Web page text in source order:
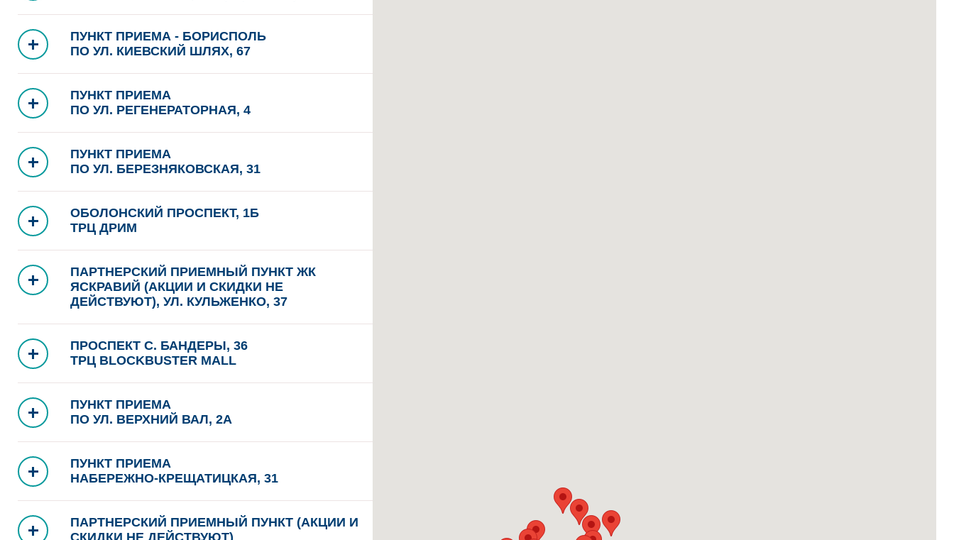
ПУНКТ ПРИЕМА - БОРИСПОЛЬ
ПО УЛ. КИЕВСКИЙ ШЛЯХ, 67
ПУНКТ ПРИЕМА
ПО УЛ. РЕГЕНЕРАТОРНАЯ, 4
ПУНКТ ПРИЕМА
ПО УЛ. БЕРЕЗНЯКОВСКАЯ, 31
ОБОЛОНСКИЙ ПРОСПЕКТ, 1Б
ТРЦ ДРИМ
ПАРТНЕРСКИЙ ПРИЕМНЫЙ ПУНКТ ЖК
ЯСКРАВИЙ (АКЦИИ И СКИДКИ НЕ
ДЕЙСТВУЮТ), УЛ. КУЛЬЖЕНКО, 37
ПРОСПЕКТ С. БАНДЕРЫ, 36
ТРЦ BLOCKBUSTER MALL
ПУНКТ ПРИЕМА
ПО УЛ. ВЕРХНИЙ ВАЛ, 2А
ПУНКТ ПРИЕМА
НАБЕРЕЖНО-КРЕЩАТИЦКАЯ, 31
ПАРТНЕРСКИЙ ПРИЕМНЫЙ ПУНКТ (АКЦИИ И
СКИДКИ НЕ ДЕЙСТВУЮТ)